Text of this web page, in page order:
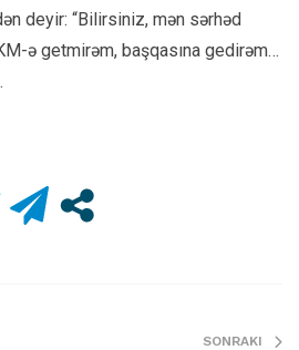
deyir: “Bilirsiniz, mən sərhəd
ə getmirəm, başqasına gedirəm…
SONRAKI